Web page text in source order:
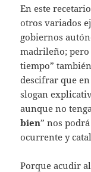
En este
otros variados
gobiernos
madrileño; pero
tiempo”
descifrar que
slogan
aunque no
bien” nos
ocurrente y
Porque acudir